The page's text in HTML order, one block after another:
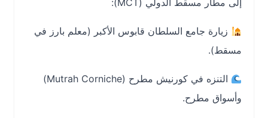
إلى مطار مسقط الدولي (MCT):
زيارة جامع السلطان قابوس الأكبر (معلم بارز في
مسقط).
التنزه في كورنيش مطرح (Mutrah Corniche)
وأسواق مطرح.